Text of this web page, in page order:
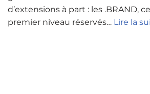
d’extensions à part : les .BRAND,
premier niveau réservés… Lire la